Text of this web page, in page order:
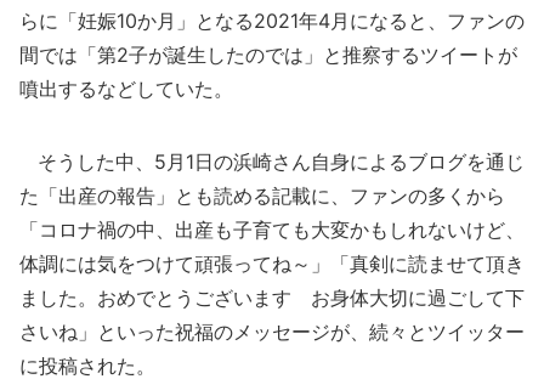
らに「妊娠10か月」となる2021年4月になると、ファンの
間では「第2子が誕生したのでは」と推察するツイートが
噴出するなどしていた。
そうした中、5月1日の浜崎さん自身によるブログを通じ
た「出産の報告」とも読める記載に、ファンの多くから
「コロナ禍の中、出産も子育ても大変かもしれないけど、
体調には気をつけて頑張ってね～」「真剣に読ませて頂き
ました。おめでとうございます お身体大切に過ごして下
さいね」といった祝福のメッセージが、続々とツイッター
に投稿された。